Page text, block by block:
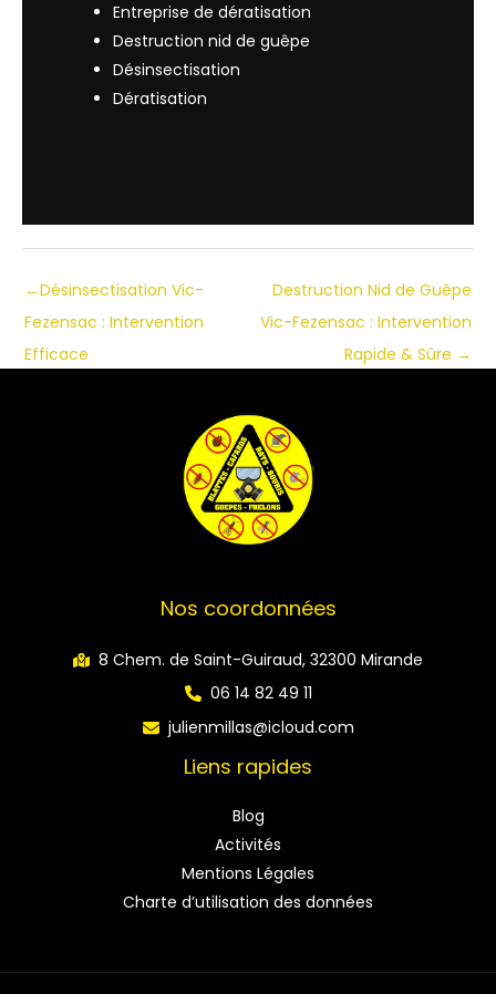
Entreprise de dératisation
Destruction nid de guêpe
Désinsectisation
Dératisation
←Désinsectisation Vic-
Fezensac : Intervention
Efficace
Destruction Nid de Guêpe
Vic-Fezensac : Intervention
Rapide & Sûre →
Nos coordonnées
8 Chem. de Saint-Guiraud, 32300 Mirande
06 14 82 49 11
julienmillas@icloud.com
Liens rapides
Blog
Activités
Mentions Légales
Charte d’utilisation des données